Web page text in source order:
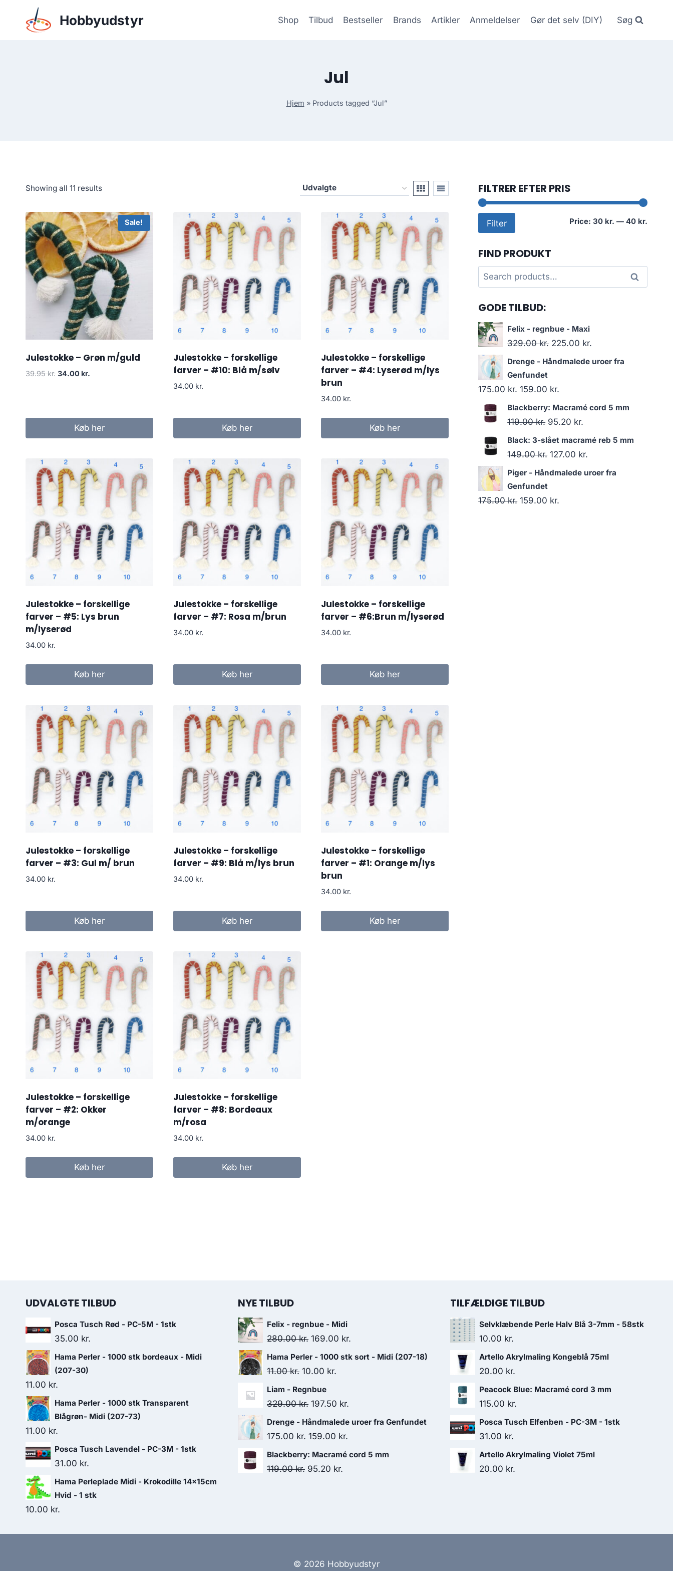
content
Hobbyudstyr Shop Tilbud Bestseller Brands Artikler Anmeldelser Gør det selv (DIY) Søg
Jul
Hjem » Products tagged “Jul”
Showing all 11 results
Sale!
Julestokke – Grøn m/guld
39.95kr. 34.00 kr.
Køb her
Julestokke – forskellige
farver – #10: Blå m/sølv
34.00 kr.
Køb her
Julestokke – forskellige
farver – #4: Lyserød m/lys
brun
34.00 kr.
Køb her
Julestokke – forskellige
farver – #5: Lys brun
m/lyserød
34.00 kr.
Køb her
Julestokke – forskellige
farver – #7: Rosa m/brun
34.00 kr.
Køb her
Julestokke – forskellige
farver – #6:Brun m/lyserød
34.00 kr.
Køb her
Julestokke – forskellige
farver – #3: Gul m/ brun
34.00 kr.
Køb her
Julestokke – forskellige
farver – #9: Blå m/lys brun
34.00 kr.
Køb her
Julestokke – forskellige
farver – #1: Orange m/lys
brun
34.00 kr.
Køb her
Julestokke – forskellige
farver – #2: Okker
m/orange
34.00 kr.
Køb her
Julestokke – forskellige
farver – #8: Bordeaux
m/rosa
34.00 kr.
Køb her
FILTRER EFTER PRIS
Min
Max
Filter Price: 30 kr. — 40 kr.
FIND PRODUKT
Search
for:
Search
GODE TILBUD:
Felix - regnbue - Maxi
329.00kr. 225.00 kr.
Drenge - Håndmalede uroer fra
Genfundet
175.00kr. 159.00 kr.
Blackberry: Macramé cord 5 mm
119.00kr. 95.20 kr.
Black: 3-slået macramé reb 5 mm
149.00kr. 127.00 kr.
Piger - Håndmalede uroer fra
Genfundet
175.00kr. 159.00 kr.
UDVALGTE TILBUD
Posca Tusch Rød - PC-5M - 1stk
35.00 kr.
Hama Perler - 1000 stk bordeaux - Midi
(207-30)
11.00 kr.
Hama Perler - 1000 stk Transparent
Blågrøn- Midi (207-73)
11.00 kr.
Posca Tusch Lavendel - PC-3M - 1stk
31.00 kr.
Hama Perleplade Midi - Krokodille 14x15cm
Hvid - 1 stk
10.00 kr.
NYE TILBUD
Felix - regnbue - Midi
280.00kr. 169.00 kr.
Hama Perler - 1000 stk sort - Midi (207-18)
11.00kr. 10.00 kr.
Liam - Regnbue
329.00kr. 197.50 kr.
Drenge - Håndmalede uroer fra Genfundet
175.00kr. 159.00 kr.
Blackberry: Macramé cord 5 mm
119.00kr. 95.20 kr.
TILFÆLDIGE TILBUD
Selvklæbende Perle Halv Blå 3-7mm - 58stk
10.00 kr.
Artello Akrylmaling Kongeblå 75ml
20.00 kr.
Peacock Blue: Macramé cord 3 mm
115.00 kr.
Posca Tusch Elfenben - PC-3M - 1stk
31.00 kr.
Artello Akrylmaling Violet 75ml
20.00 kr.
© 2026 Hobbyudstyr